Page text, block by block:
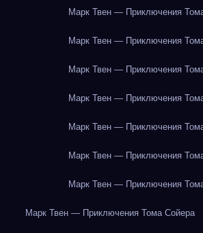
Марк Твен — Приключения
Марк Твен — Приключения
Марк Твен — Приключения
Марк Твен — Приключения
Марк Твен — Приключения
Марк Твен — Приключения
Марк Твен — Приключения
Марк Твен — Приключения Тома Сойера